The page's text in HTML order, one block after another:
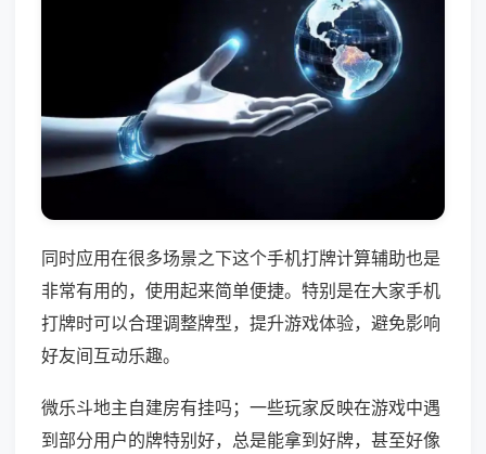
同时应用在很多场景之下这个手机打牌计算辅助也是
非常有用的，使用起来简单便捷。特别是在大家手机
打牌时可以合理调整牌型，提升游戏体验，避免影响
好友间互动乐趣。
微乐斗地主自建房有挂吗；一些玩家反映在游戏中遇
到部分用户的牌特别好，总是能拿到好牌，甚至好像